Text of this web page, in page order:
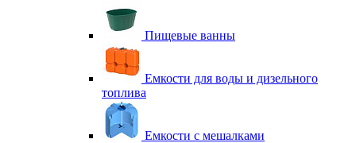
Пищевые ванны
Емкости для воды и дизельного
топлива
Емкости с мешалками